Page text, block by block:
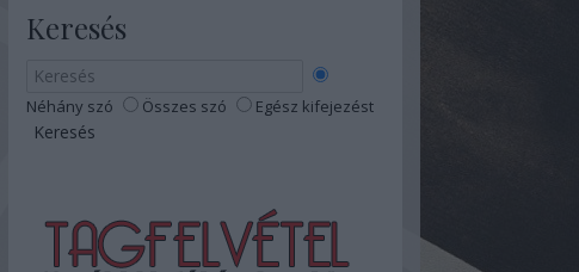
Keresés
Néhány szó Összes szó Egész kifejezést